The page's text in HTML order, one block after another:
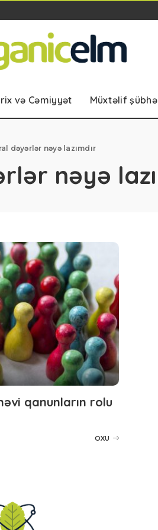
və Cəmiyyət Müxtəlif
dəyərlər nəyə lazımdır
nəyə
qanunların rolu
OXU